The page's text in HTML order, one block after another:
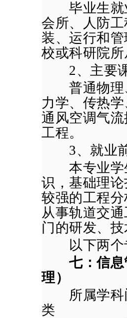
毕业生就业
会所、人防
装、运行和
校或科研院
2 、主要
普通物理
力学、传热
通风空调气
工程。
3、就业
本专业学生
识，基础理
较强的工程
从事轨道交
门的研发、
以下两个
七：信
理）
所属学科
类